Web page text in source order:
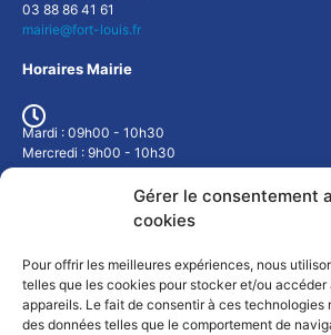
Gérer le consentement
cookies
Pour offrir les meilleures expériences, nous
telles que les cookies pour stocker et/ou accéder
appareils. Le fait de consentir à ces technologies
des données telles que le comportement de
03 88 86 41 61
mairie@fort-louis.fr
Horaires Mairie
Mardi : 09h00 - 10h30
Mercredi : 9h00 - 10h30
Jeudi : 17h00 - 19h00
ou sur rendez-vous
Météo Fort-Louis